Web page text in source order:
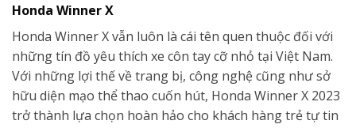
Honda Winner X
Honda Winner X vẫn luôn là cái tên quen thuộc đối với
những tín đồ yêu thích xe côn tay cỡ nhỏ tại Việt Nam.
Với những lợi thế về trang bị, công nghệ cũng như sở
hữu diện mạo thể thao cuốn hút, Honda Winner X 2023
trở thành lựa chọn hoàn hảo cho khách hàng trẻ tự tin